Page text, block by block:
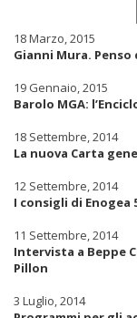
18 Marzo, 2015
Gianni Mura.
19 Gennaio, 2015
Barolo MGA:
18 Settembre, 2014
La nuova Carta
12 Settembre, 2014
I consigli di Enogea
11 Settembre, 2014
Intervista a Beppe
Pillon
3 Luglio, 2014